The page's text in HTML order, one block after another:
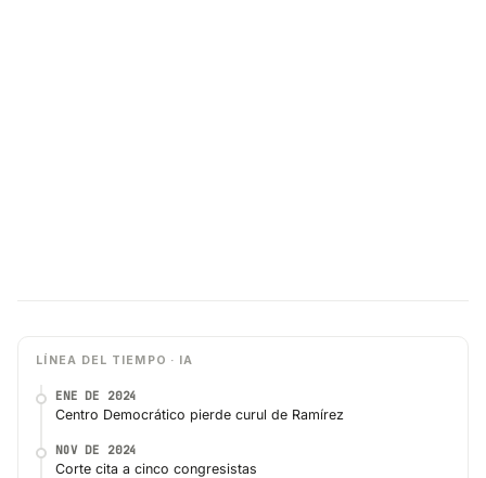
LÍNEA DEL TIEMPO · IA
ENE DE 2024
Centro Democrático pierde curul de Ramírez
NOV DE 2024
Corte cita a cinco congresistas